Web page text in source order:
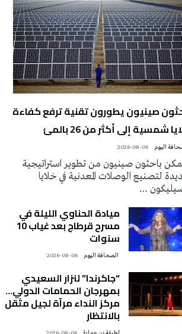
صينيون يطورون تقنية ترفع كفاءة
شمسية إلى أكثر من 26 بالمئ
2026-08-06
باحثون صينيون من تطوير استراتيجية
لتصنيع الوصلات المعدنية في خلايا
…
ميادة الحناوي الليلة في
مسرح قرطاج بعد غياب 10
سنوات
2026-08-06
“جاكرندا” لنزار السعيدي
بمهرجان الحمامات الدولي…
مركز النداء مرآة لجيل مثقل
بالانتظار